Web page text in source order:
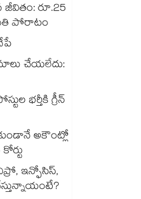
జీవితం: రూ.25
పోరాటం
చేయలేదు:
భర్తీకి గ్రీన్‌‌
అకౌంట్లో
విప్రో, ఇన్ఫోసిస్,